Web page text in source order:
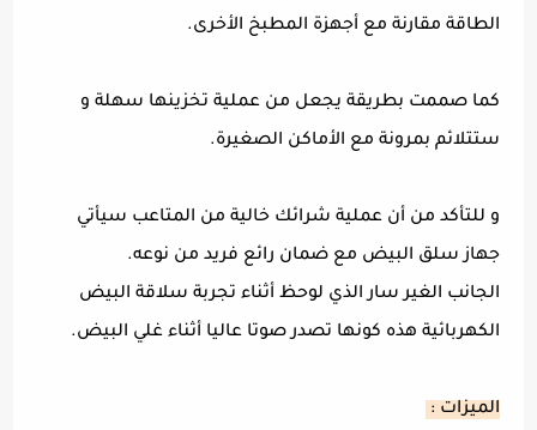
الطاقة مقارنة مع أجهزة المطبخ الأخرى.
كما صممت بطريقة يجعل من عملية تخزينها سهلة و
ستتلائم بمرونة مع الأماكن الصغيرة.
و للتأكد من أن عملية شرائك خالية من المتاعب سيأتي
جهاز سلق البيض مع ضمان رائع فريد من نوعه.
الجانب الغير سار الذي لوحظ أثناء تجربة سلاقة البيض
الكهربائية هذه كونها تصدر صوتا عاليا أثناء غلي البيض.
الميزات :